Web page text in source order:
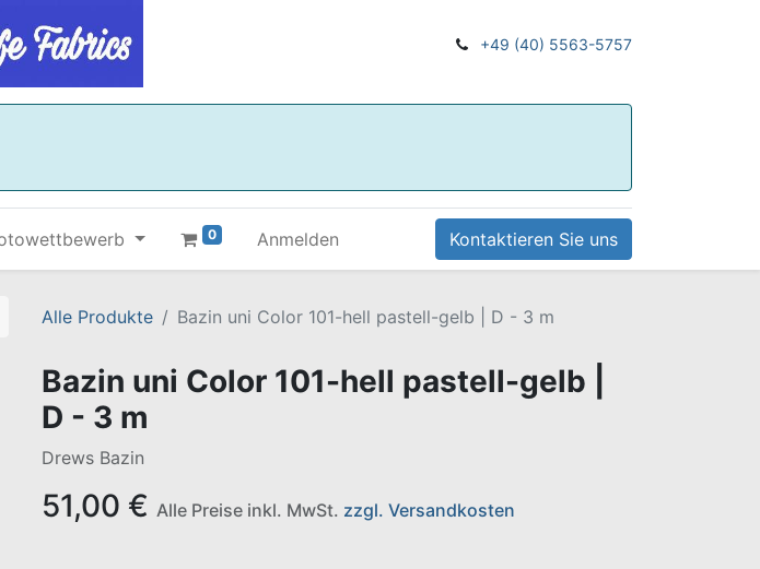
+49 (40) 5563-5757
0 Anmelden Kontaktieren Sie uns
Alle Produkte Bazin uni Color 101-hell pastell-gelb | D - 3 m
Bazin uni Color 101-hell pastell-gelb |
D - 3 m
Drews Bazin
51,00 € Alle Preise inkl. MwSt. zzgl. Versandkosten